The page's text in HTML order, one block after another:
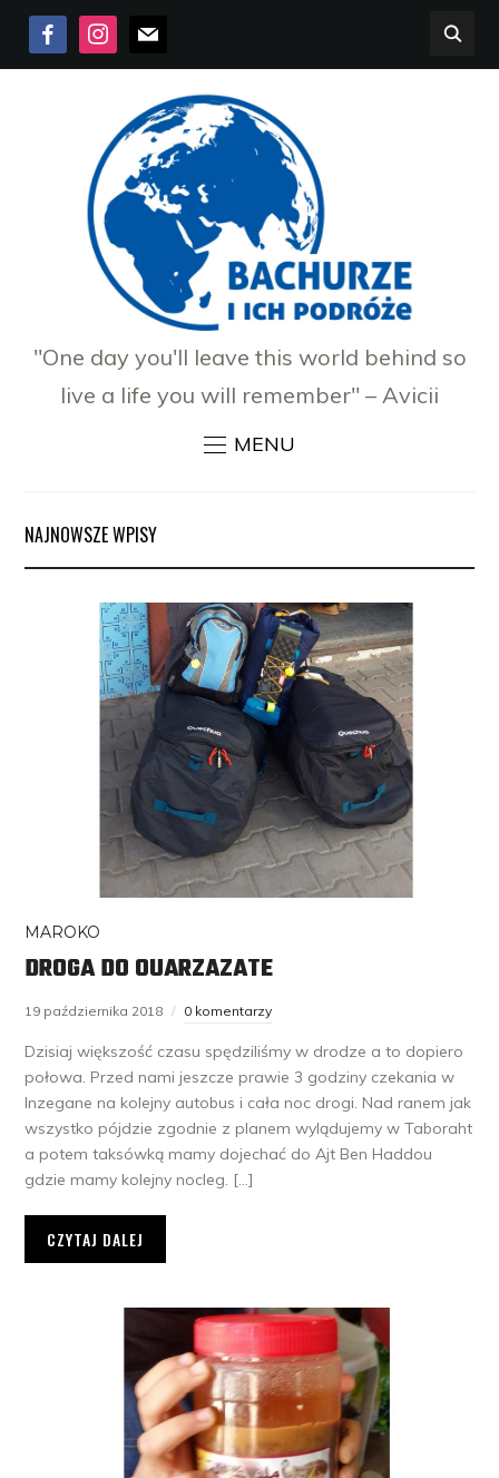
FACEBOOKINSTAGRAM
MAIL
"One day you'll leave this world behind so
live a life you will remember" – Avicii
MENU
NAJNOWSZE WPISY
MAROKO
DROGA DO OUARZAZATE
19 października 2018 0 komentarzy
Dzisiaj większość czasu spędziliśmy w drodze a to dopiero
połowa. Przed nami jeszcze prawie 3 godziny czekania w
Inzegane na kolejny autobus i cała noc drogi. Nad ranem jak
wszystko pójdzie zgodnie z planem wylądujemy w Taboraht
a potem taksówką mamy dojechać do Ajt Ben Haddou
gdzie mamy kolejny nocleg. […]
CZYTAJ DALEJ